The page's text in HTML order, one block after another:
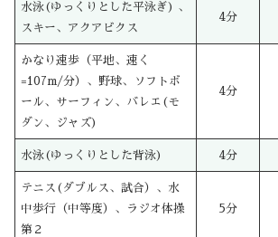
水泳(ゆっくりとした平泳ぎ) 、
スキー、アクアビクス
4分
かなり速歩（平地、速く
=107m/分）、野球、ソフトボ
ール、サーフィン、バレエ(モ
ダン、ジャズ)
4分
水泳(ゆっくりとした背泳) 4分
テニス(ダブルス、試合）、水
中歩行（中等度）、ラジオ体操
第２
5分